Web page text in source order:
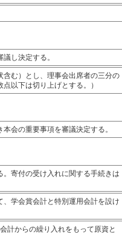
し決定する。
む）とし、理事会出席者の三分の
以下は切り上げとする。）
会の重要事項を審議決定する。
寄付の受け入れに関する手続きは
学会賞会計と特別運用会計を設け
計からの繰り入れをもって原資と